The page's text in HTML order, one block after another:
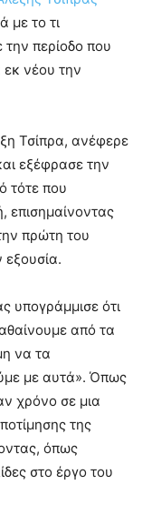
με το τι
την περίοδο που
εκ νέου την
Τσίπρα, ανέφερε
εξέφρασε την
τότε που
επισημαίνοντας
πρώτη του
εξουσία.
υπογράμμισε ότι
από τα
να τα
με αυτά». Όπως
χρόνο σε μια
της
όπως
στο έργο του